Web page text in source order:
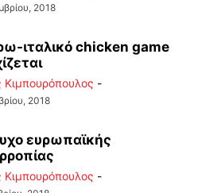
2018
ιταλικό chicken game
Κιμπουρόπουλος -
2018
ευρωπαϊκής
Κιμπουρόπουλος -